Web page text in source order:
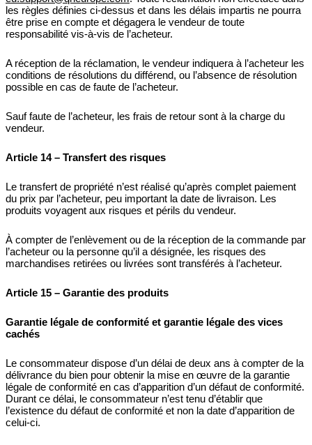
les règles définies ci-dessus et dans les délais impartis ne pourra
être prise en compte et dégagera le vendeur de toute
responsabilité vis-à-vis de l’acheteur.
A réception de la réclamation, le vendeur indiquera à l’acheteur les
conditions de résolutions du différend, ou l’absence de résolution
possible en cas de faute de l’acheteur.
Sauf faute de l’acheteur, les frais de retour sont à la charge du
vendeur.
Article 14 – Transfert des risques
Le transfert de propriété n’est réalisé qu’après complet paiement
du prix par l’acheteur, peu important la date de livraison. Les
produits voyagent aux risques et périls du vendeur.
À compter de l’enlèvement ou de la réception de la commande par
l’acheteur ou la personne qu’il a désignée, les risques des
marchandises retirées ou livrées sont transférés à l’acheteur.
Article 15 – Garantie des produits
Garantie légale de conformité et garantie légale des vices
cachés
Le consommateur dispose d’un délai de deux ans à compter de la
délivrance du bien pour obtenir la mise en œuvre de la garantie
légale de conformité en cas d’apparition d’un défaut de conformité.
Durant ce délai, le consommateur n’est tenu d’établir que
l’existence du défaut de conformité et non la date d’apparition de
celui-ci.